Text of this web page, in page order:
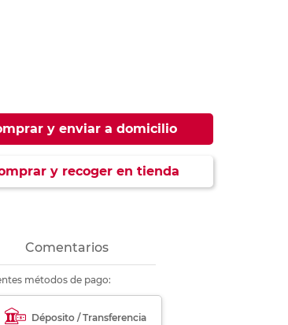
y enviar a domicilio
y recoger en tienda
Comentarios
métodos de pago:
Déposito / Transferencia